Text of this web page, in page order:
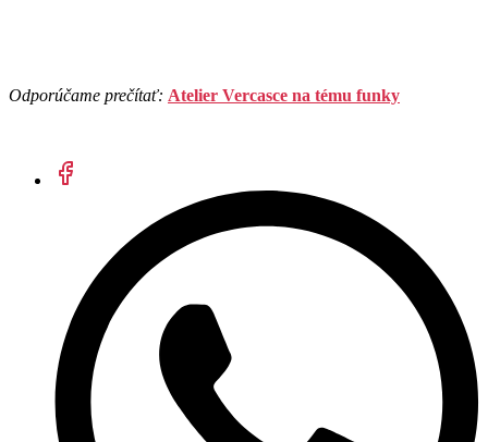
Odporúčame prečítať: Atelier Vercasce na tému funky